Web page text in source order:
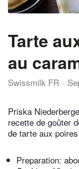
Tarte
au
Swissmilk FR
Priska
recette de goûter
de tarte aux
Preparation: